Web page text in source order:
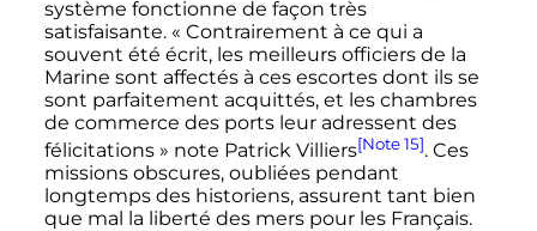
système fonctionne de façon très
satisfaisante. « Contrairement à ce qui a
souvent été écrit, les meilleurs officiers de la
Marine sont affectés à ces escortes dont ils se
sont parfaitement acquittés, et les chambres
de commerce des ports leur adressent des
félicitations » note Patrick Villiers[Note 15]. Ces
missions obscures, oubliées pendant
longtemps des historiens, assurent tant bien
que mal la liberté des mers pour les Français.